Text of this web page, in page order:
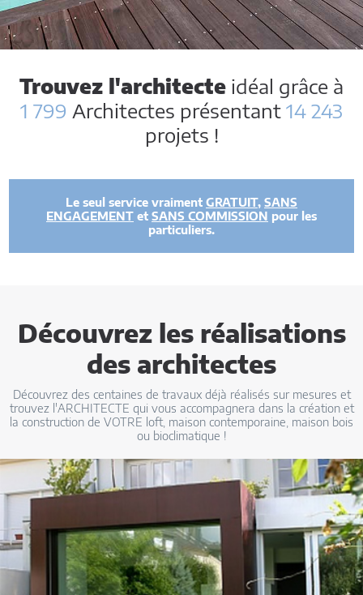
Trouvez l'architecte idéal grâce à
1 799 Architectes présentant 14 243
projets !
Le seul service vraiment GRATUIT, SANS
ENGAGEMENT et SANS COMMISSION pour les
particuliers.
Découvrez les réalisations
des architectes
Découvrez des centaines de travaux déjà réalisés sur mesures et
trouvez l'ARCHITECTE qui vous accompagnera dans la création et
la construction de VOTRE loft, maison contemporaine, maison bois
ou bioclimatique !